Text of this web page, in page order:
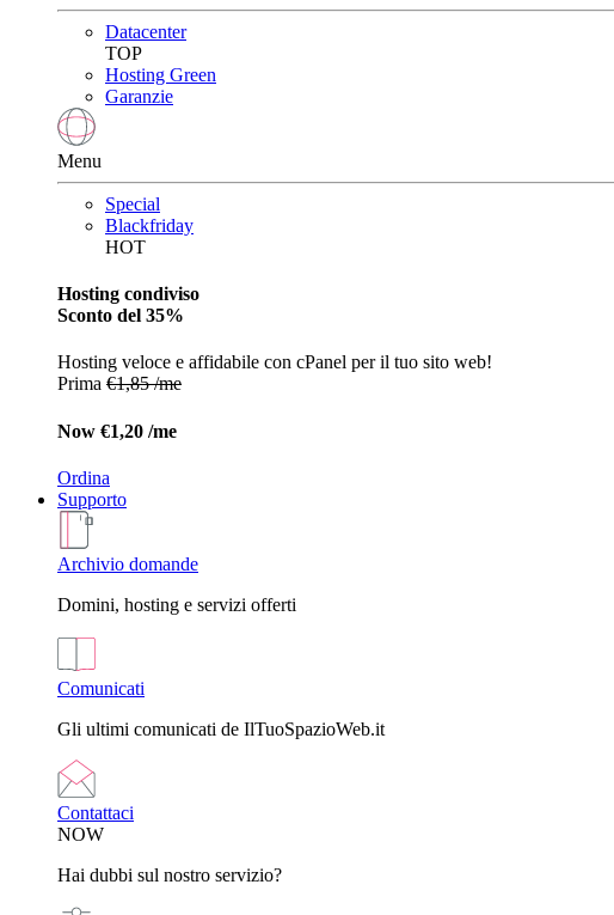
Datacenter
TOP
Hosting Green
Garanzie
Menu
Special
Blackfriday
HOT
Hosting condiviso
Sconto del 35%
Hosting veloce e affidabile con cPanel per il tuo sito web!
Prima €1,85 /me
Now €1,20 /me
Ordina
Supporto
Archivio domande
Domini, hosting e servizi offerti
Comunicati
Gli ultimi comunicati de IlTuoSpazioWeb.it
Contattaci
NOW
Hai dubbi sul nostro servizio?